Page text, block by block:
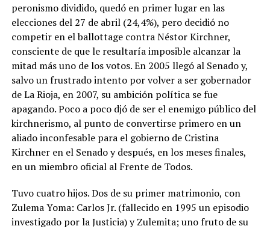
peronismo dividido, quedó en primer lugar en las
elecciones del 27 de abril (24,4%), pero decidió no
competir en el ballottage contra Néstor Kirchner,
consciente de que le resultaría imposible alcanzar la
mitad más uno de los votos. En 2005 llegó al Senado y,
salvo un frustrado intento por volver a ser gobernador
de La Rioja, en 2007, su ambición política se fue
apagando. Poco a poco djó de ser el enemigo público del
kirchnerismo, al punto de convertirse primero en un
aliado inconfesable para el gobierno de Cristina
Kirchner en el Senado y después, en los meses finales,
en un miembro oficial al Frente de Todos.
Tuvo cuatro hijos. Dos de su primer matrimonio, con
Zulema Yoma: Carlos Jr. (fallecido en 1995 un episodio
investigado por la Justicia) y Zulemita; uno fruto de su